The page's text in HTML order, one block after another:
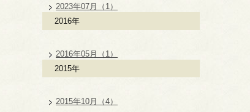
2023年07月（1）
2016年
2016年05月（1）
2015年
2015年10月（4）